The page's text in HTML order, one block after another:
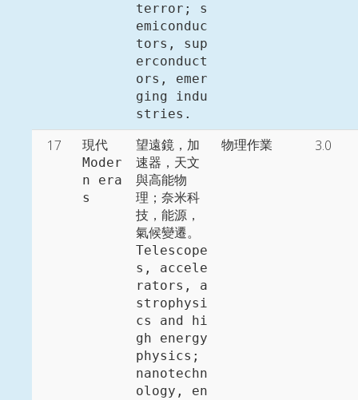
terror; s
emiconduc
tors, sup
erconduct
ors, emer
ging indu
stries.
17
現代
Moder
n era
s
望遠鏡，加
速器，天文
與高能物
理；奈米科
技，能源，
氣候變遷。
Telescope
s, accele
rators, a
strophysi
cs and hi
gh energy
physics;
nanotechn
ology, en
物理作業 3.0